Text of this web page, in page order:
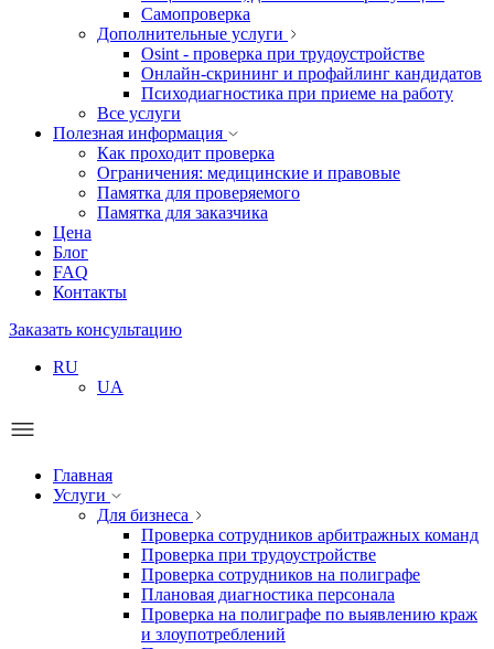
Самопроверка
Дополнительные услуги
Osint - проверка при трудоустройстве
Онлайн-скрининг и профайлинг кандидатов
Психодиагностика при приеме на работу
Все услуги
Полезная информация
Как проходит проверка
Ограничения: медицинские и правовые
Памятка для проверяемого
Памятка для заказчика
Цена
Блог
FAQ
Контакты
Заказать консультацию
RU
UA
Главная
Услуги
Для бизнеса
Проверка сотрудников арбитражных команд
Проверка при трудоустройстве
Проверка сотрудников на полиграфе
Плановая диагностика персонала
Проверка на полиграфе по выявлению краж
и злоупотреблений